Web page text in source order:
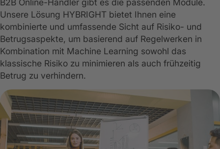
Unsere Lösung HYBRIGHT bietet Ihnen eine
kombinierte und umfassende Sicht auf Risiko- und
Betrugsaspekte, um basierend auf Regelwerken in
Kombination mit Machine Learning sowohl das
klassische Risiko zu minimieren als auch frühzeitig
Betrug zu verhindern.